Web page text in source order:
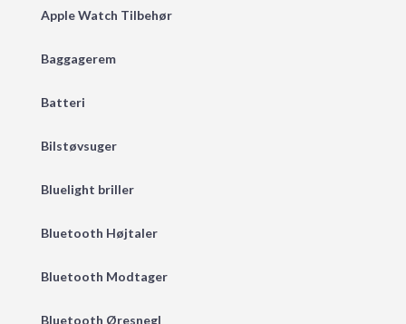
Apple Watch Tilbehør
Baggagerem
Batteri
Bilstøvsuger
Bluelight briller
Bluetooth Højtaler
Bluetooth Modtager
Bluetooth Øresnegl